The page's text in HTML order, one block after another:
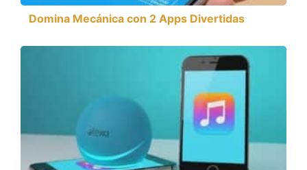
Domina Mecánica con 2 Apps Divertidas